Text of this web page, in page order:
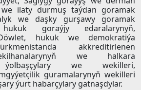
we ilaty durmuş taýdan goramak
we daşky gurşawy goramak
goraýjy edaralarynyň,
hukuk we demokratiýa
akkreditirlenen
we halkara
ýolbaşçylary we wekilleri,
guramalarynyň wekilleri
ýurt habarçylary gatnaşdylar.